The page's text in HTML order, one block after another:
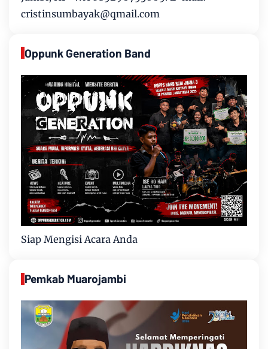
cristinsumbayak@qmail.com
Oppunk Generation Band
Siap Mengisi Acara Anda
Pemkab Muarojambi